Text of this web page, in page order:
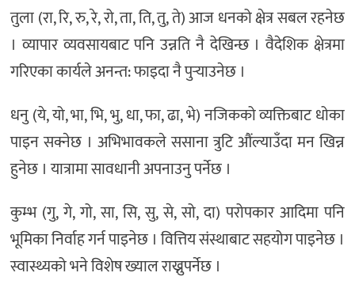
तुला (रा, रि, रु, रे, रो, ता, ति, तु, ते) आज धनको क्षेत्र सबल रहनेछ
। व्यापार व्यवसायबाट पनि उन्नति नै देखिन्छ । वैदेशिक क्षेत्रमा
गरिएका कार्यले अनन्त: फाइदा नै पुर्‍याउनेछ ।
धनु (ये, यो, भा, भि, भु, धा, फा, ढा, भे) नजिकको व्यक्तिबाट धोका
पाइन सक्नेछ । अभिभावकले ससाना त्रुटि औंल्याउँदा मन खिन्न
हुनेछ । यात्रामा सावधानी अपनाउनु पर्नेछ ।
कुम्भ (गु, गे, गो, सा, सि, सु, से, सो, दा) परोपकार आदिमा पनि
भूमिका निर्वाह गर्न पाइनेछ । वित्तिय संस्थाबाट सहयोग पाइनेछ ।
स्वास्थ्यको भने विशेष ख्याल राख्नुपर्नेछ ।